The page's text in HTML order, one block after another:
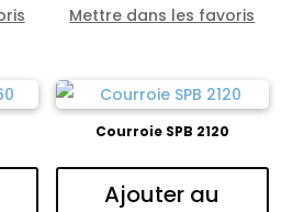
Mettre dans les favoris
Courroie SPB 2120
Ajouter au